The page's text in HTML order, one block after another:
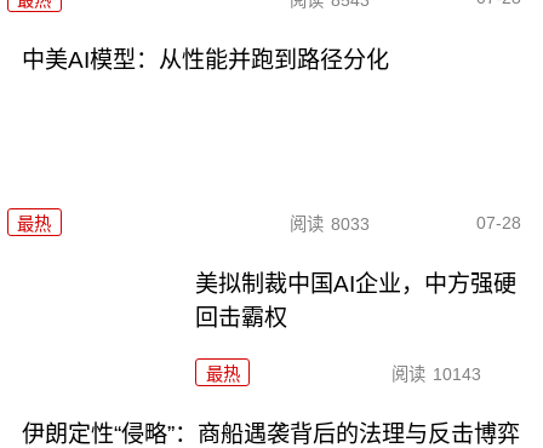
中美AI模型：从性能并跑到路径分化
最热 阅读 8033 07-28
美拟制裁中国AI企业，中方强硬
回击霸权
最热 阅读 10143
伊朗定性“侵略”：商船遇袭背后的法理与反击博弈